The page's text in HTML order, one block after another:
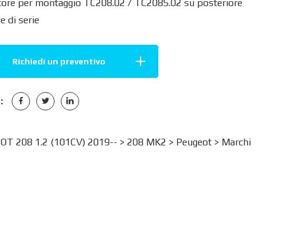
per montaggio TC208.02 / TC208S.02 su posteriore
di serie
Richiedi un preventivo
208 1.2 (101CV) 2019-- > 208 MK2 > Peugeot> Marchi